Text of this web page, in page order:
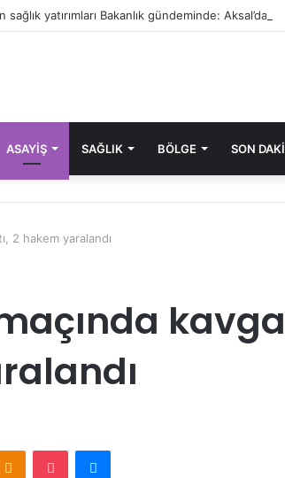
sağlık yatırımları Bakanlık gündeminde: Aksal’dan
ASAYIŞ SAĞLIK BÖLGE SON
2 hakem yaralandı
kavga
Odnoklassniki
Pocket Messenger